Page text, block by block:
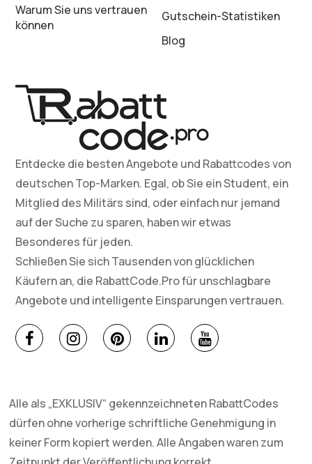
Warum Sie uns vertrauen
können
Gutschein-Statistiken
Blog
Entdecke die besten Angebote und Rabattcodes von
deutschen Top-Marken. Egal, ob Sie ein Student, ein
Mitglied des Militärs sind, oder einfach nur jemand
auf der Suche zu sparen, haben wir etwas
Besonderes für jeden.
Schließen Sie sich Tausenden von glücklichen
Käufern an, die RabattCode.Pro für unschlagbare
Angebote und intelligente Einsparungen vertrauen.
Alle als „EXKLUSIV“ gekennzeichneten RabattCodes
dürfen ohne vorherige schriftliche Genehmigung in
keiner Form kopiert werden. Alle Angaben waren zum